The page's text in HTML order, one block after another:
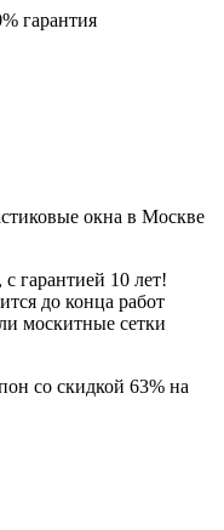
гарантия
окна в Москве
с гарантией 10 лет!
до конца работ
москитные сетки
со скидкой 63% на